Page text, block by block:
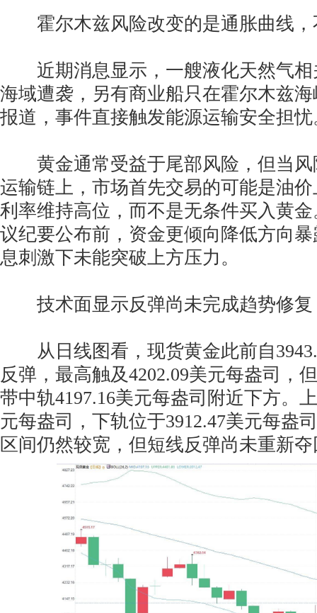
霍尔木兹风险改变的是通胀曲线，
近期消息显示，一艘液化天然气相
海域遭袭，另有商业船只在霍尔木兹
报道，事件直接触发能源运输安全担忧
黄金通常受益于尾部风险，但当风
运输链上，市场首先交易的可能是油
利率维持高位，而不是无条件买入黄
议纪要公布前，资金更倾向降低方向
息刺激下未能突破上方压力。
技术面显示反弹尚未完成趋势修复
从日线图看，现货黄金此前自
反弹，最高触及4202.09美元每盎司，
带中轨4197.16美元每盎司附近下方。
元每盎司，下轨位于3912.47美元每盎
区间仍然较宽，但短线反弹尚未重新